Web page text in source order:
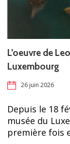
L’oeuvre de
Luxembourg
26 juin 2026
Depuis le 18
musée du
première fois